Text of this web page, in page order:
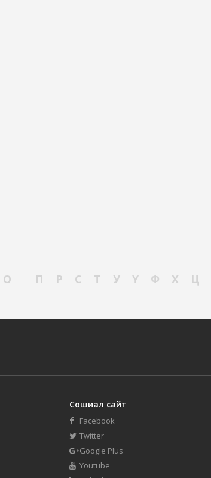
О П Р С Т У Ү Ф Х Ц
Сошиал сайт
Facebook
Twitter
Google Plus
Youtube